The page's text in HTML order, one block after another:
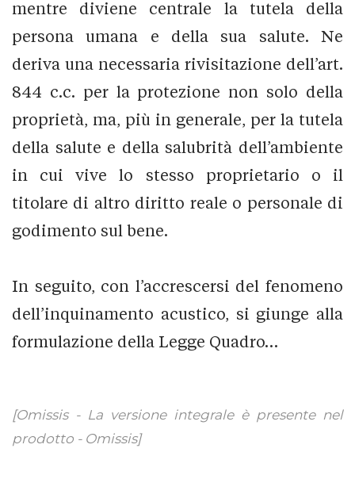
mentre diviene centrale la tutela della
persona umana e della sua salute. Ne
deriva una necessaria rivisitazione dell’art.
844 c.c. per la protezione non solo della
proprietà, ma, più in generale, per la tutela
della salute e della salubrità dell’ambiente
in cui vive lo stesso proprietario o il
titolare di altro diritto reale o personale di
godimento sul bene.
In seguito, con l’accrescersi del fenomeno
dell’inquinamento acustico, si giunge alla
formulazione della Legge Quadro…
[Omissis - La versione integrale è presente nel
prodotto - Omissis]